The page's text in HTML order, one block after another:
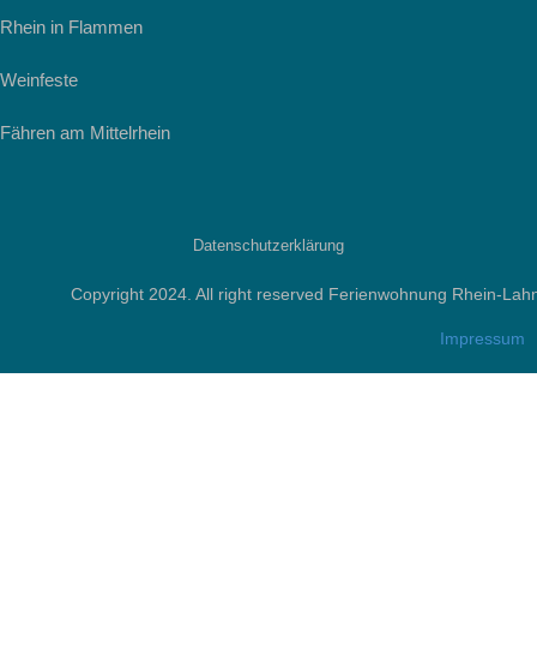
Rhein in Flammen
Weinfeste
Fähren am Mittelrhein
Datenschutzerklärung
Copyright 2024. All right reserved Ferienwohnung Rhein-
Impressum